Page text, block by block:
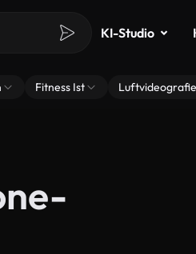
KI-Studio
Fitness Ist Luftvideografie